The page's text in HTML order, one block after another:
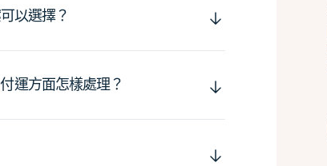
以選擇？
運方面怎樣處理？